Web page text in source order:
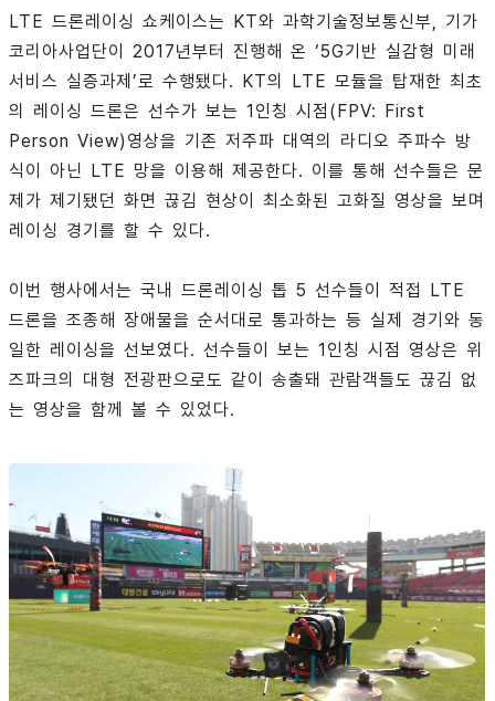
LTE 드론레이싱 쇼케이스는 KT와 과학기술정보통신부, 기가
코리아사업단이 2017년부터 진행해 온 ‘5G기반 실감형 미래
서비스 실증과제’로 수행됐다. KT의 LTE 모듈을 탑재한 최초
의 레이싱 드론은 선수가 보는 1인칭 시점(FPV: First
Person View)영상을 기존 저주파 대역의 라디오 주파수 방
식이 아닌 LTE 망을 이용해 제공한다. 이를 통해 선수들은 문
제가 제기됐던 화면 끊김 현상이 최소화된 고화질 영상을 보며
레이싱 경기를 할 수 있다.
이번 행사에서는 국내 드론레이싱 톱 5 선수들이 적접 LTE
드론을 조종해 장애물을 순서대로 통과하는 등 실제 경기와 동
일한 레이싱을 선보였다. 선수들이 보는 1인칭 시점 영상은 위
즈파크의 대형 전광판으로도 같이 송출돼 관람객들도 끊김 없
는 영상을 함께 볼 수 있었다.